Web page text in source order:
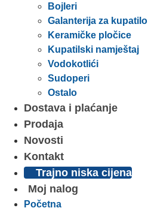
Bojleri
Galanterija za kupatilo
Keramičke pločice
Kupatilski namještaj
Vodokotlići
Sudoperi
Ostalo
Dostava i plaćanje
Prodaja
Novosti
Kontakt
Trajno niska cijena
Moj nalog
Početna